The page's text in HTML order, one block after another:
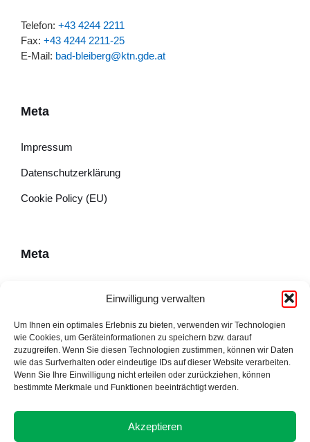
Einwilligung verwalten
Um Ihnen ein optimales Erlebnis zu bieten, verwenden wir Technologien
wie Cookies, um Geräteinformationen zu speichern bzw. darauf
zuzugreifen. Wenn Sie diesen Technologien zustimmen, können wir Daten
wie das Surfverhalten oder eindeutige IDs auf dieser Website verarbeiten.
Wenn Sie Ihre Einwilligung nicht erteilen oder zurückziehen, können
bestimmte Merkmale und Funktionen beeinträchtigt werden.
Akzeptieren
Telefon: +43 4244 2211
Fax: +43 4244 2211-25
E-Mail: bad-bleiberg@ktn.gde.at
Meta
Impressum
Datenschutzerklärung
Cookie Policy (EU)
Meta
Cookie Policy (EU)